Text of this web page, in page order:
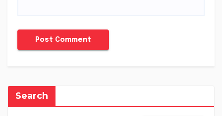
Search